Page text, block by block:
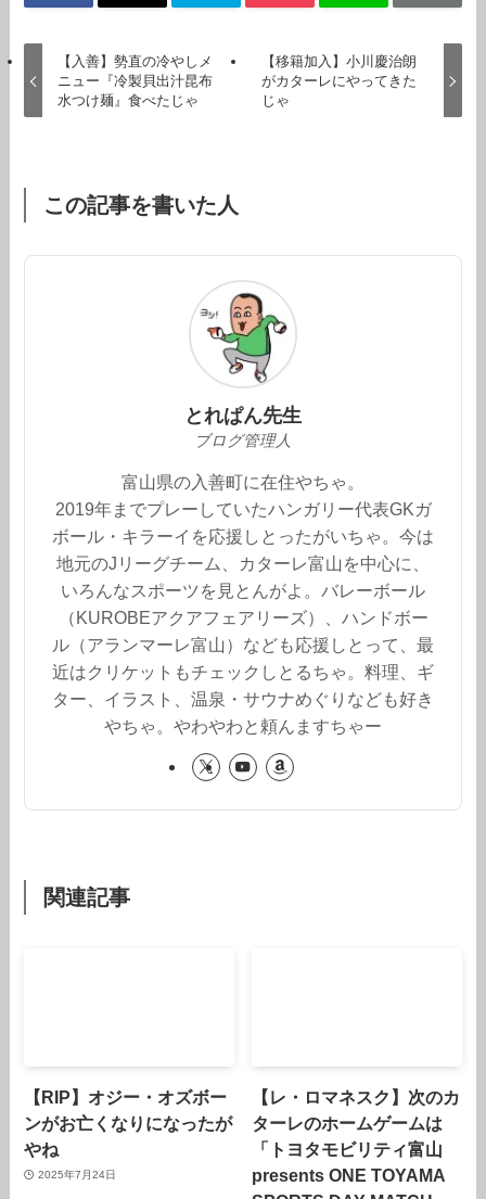
【入善】勢直の冷やしメ
ニュー『冷製貝出汁昆布
水つけ麺』食べたじゃ
【移籍加入】小川慶治朗
がカターレにやってきた
じゃ
この記事を書いた人
とれぱん先生
ブログ管理人
富山県の入善町に在住やちゃ。
2019年までプレーしていたハンガリー代表GKガ
ボール・キラーイを応援しとったがいちゃ。今は
地元のJリーグチーム、カターレ富山を中心に、
いろんなスポーツを見とんがよ。バレーボール
（KUROBEアクアフェアリーズ）、ハンドボー
ル（アランマーレ富山）なども応援しとって、最
近はクリケットもチェックしとるちゃ。料理、ギ
ター、イラスト、温泉・サウナめぐりなども好き
やちゃ。やわやわと頼んますちゃー
関連記事
【RIP】オジー・オズボー
ンがお亡くなりになったが
やね
2025年7月24日
【レ・ロマネスク】次のカ
ターレのホームゲームは
「トヨタモビリティ富山
presents ONE TOYAMA